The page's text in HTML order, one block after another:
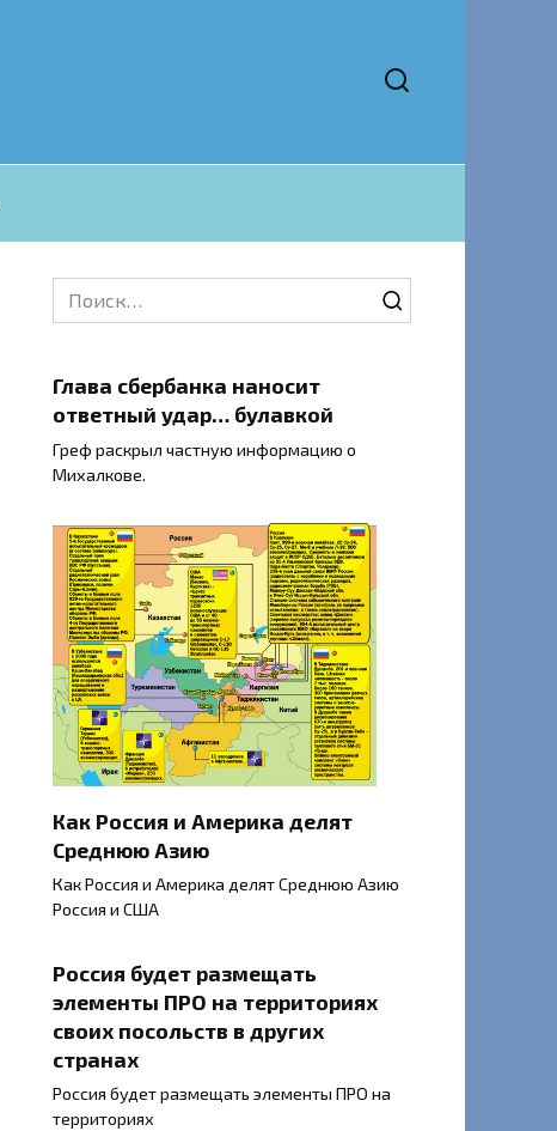
Search
for:
Глава сбербанка наносит
ответный удар… булавкой
Греф раскрыл частную информацию о
Михалкове.
Как Россия и Америка делят
Cреднюю Aзию
Как Россия и Америка делят Cреднюю Aзию
Россия и США
Россия будет размещать
элементы ПРО на территориях
своих посольств в других
странах
Россия будет размещать элементы ПРО на
территориях